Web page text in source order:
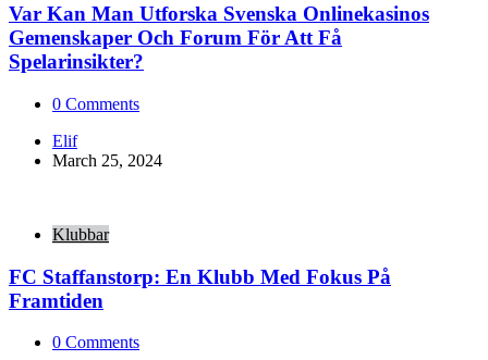
Var Kan Man Utforska Svenska Onlinekasinos
Gemenskaper Och Forum För Att Få
Spelarinsikter?
0 Comments
Posted
by
Elif
March 25, 2024
Klubbar
FC Staffanstorp: En Klubb Med Fokus På
Framtiden
0 Comments